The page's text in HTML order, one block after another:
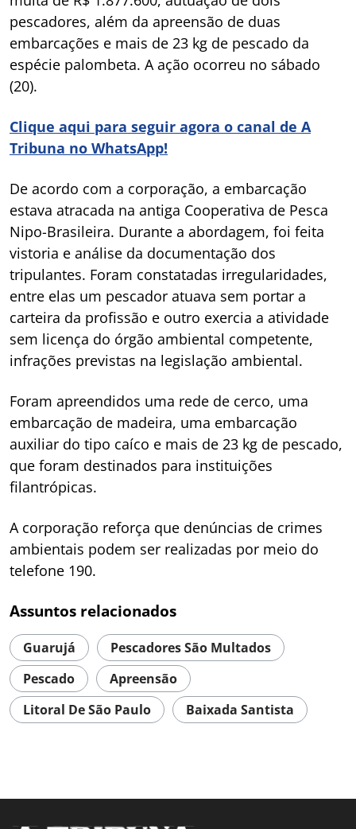
pescadores, além da apreensão de duas
embarcações e mais de 23 kg de pescado da
espécie palombeta. A ação ocorreu no sábado
(20).
Clique aqui para seguir agora o canal de A
Tribuna no WhatsApp!
De acordo com a corporação, a embarcação
estava atracada na antiga Cooperativa de Pesca
Nipo-Brasileira. Durante a abordagem, foi feita
vistoria e análise da documentação dos
tripulantes. Foram constatadas irregularidades,
entre elas um pescador atuava sem portar a
carteira da profissão e outro exercia a atividade
sem licença do órgão ambiental competente,
infrações previstas na legislação ambiental.
Foram apreendidos uma rede de cerco, uma
embarcação de madeira, uma embarcação
auxiliar do tipo caíco e mais de 23 kg de pescado,
que foram destinados para instituições
filantrópicas.
A corporação reforça que denúncias de crimes
ambientais podem ser realizadas por meio do
telefone 190.
Assuntos relacionados
Guarujá
Pescadores São Multados
Pescado
Apreensão
Litoral De São Paulo
Baixada Santista